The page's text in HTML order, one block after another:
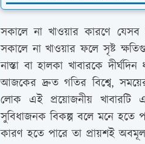
সকালে না খাওয়ার কারণে
সকালে না খাওয়ার ফলে সৃষ্ট
নাস্তা বা হালকা খাবারকে
আজকের দ্রুত গতির বিশ্বে,
লোক এই প্রয়োজনীয় খাবারটি
সুবিধাজনক বিকল্প বলে মনে হতে
কারণ হতে পারে তা প্রায়শই